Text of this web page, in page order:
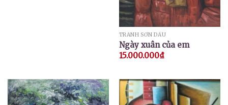
TRANH SƠN DẦU
Ngày xuân của em
15.000.000₫